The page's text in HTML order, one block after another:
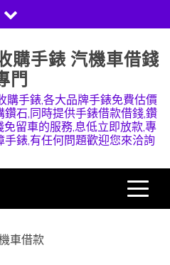
購手錶 汽機車借錢
門
購手錶,各大品牌手錶免費估價
石,同時提供手錶借款借錢,鑽
留車的服務,息低立即放款,專
錶,有任何問題歡迎您來洽詢
車借款